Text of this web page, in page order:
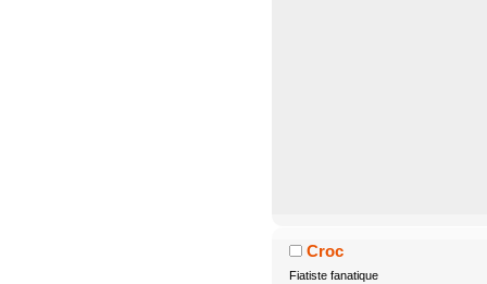
Croc
Fiatiste fanatique